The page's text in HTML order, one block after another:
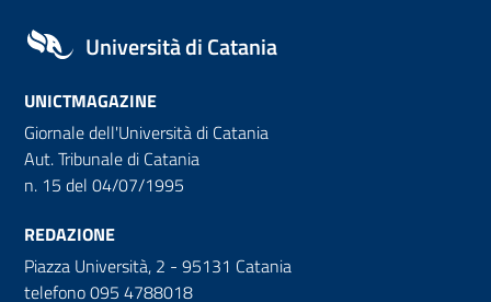
Università di Catania
UNICTMAGAZINE
Giornale dell'Università di Catania
Aut. Tribunale di Catania
n. 15 del 04/07/1995
REDAZIONE
Piazza Università, 2 - 95131 Catania
telefono 095 4788018